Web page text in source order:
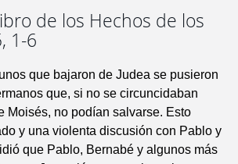
de los Hechos de los
1-6
que bajaron de Judea se pusieron
que, si no se circuncidaban
Moisés, no podían salvarse. Esto
y una violenta discusión con Pablo y
que Pablo, Bernabé y algunos más